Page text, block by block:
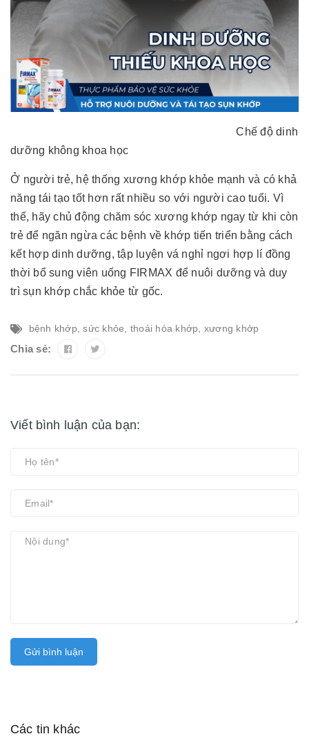
Chế độ dinh
dưỡng không khoa học
Ở người trẻ, hệ thống xương khớp khỏe mạnh và có khả
năng tái tạo tốt hơn rất nhiều so với người cao tuổi. Vì
thế, hãy chủ động chăm sóc xương khớp ngay từ khi còn
trẻ để ngăn ngừa các bệnh về khớp tiến triển bằng cách
kết hợp dinh dưỡng, tập luyện vá nghỉ ngơi hợp lí đồng
thời bổ sung viên uống FIRMAX để nuôi dưỡng và duy
trì sụn khớp chắc khỏe từ gốc.
bệnh khớp ,sức khỏe thoái hóa khớp xương khớp
Chia sẻ:
Viết bình luận của bạn:
Gửi bình luận
Các tin khác